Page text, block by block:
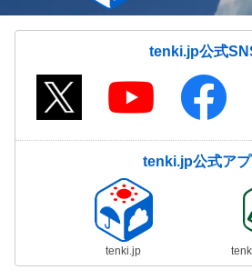
tenki.jp公式
tenki.jp公式アプ
tenki.jp